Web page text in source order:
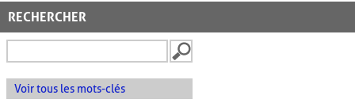
RECHERCHER
Voir tous les mots-clés